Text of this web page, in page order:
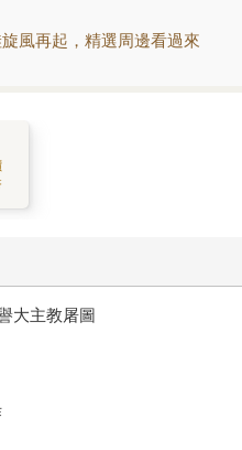
風再起，精選周邊看過來
大主教屠圖